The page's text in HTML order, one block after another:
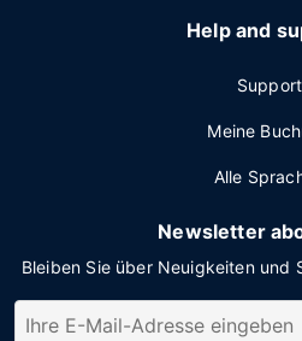
Help and
Support
Meine
Alle
Newsletter
Bleiben Sie über Neuigkeiten und